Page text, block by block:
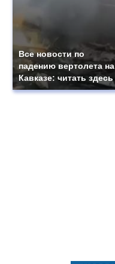
Все новости по
падению вертолета на
Кавказе: читать здесь